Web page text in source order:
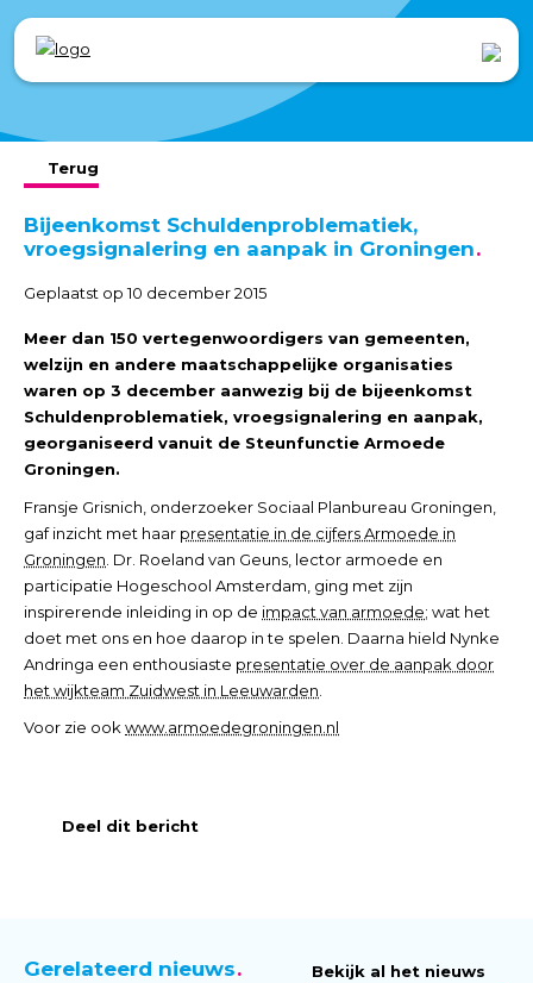
Terug
Bijeenkomst Schuldenproblematiek,
vroegsignalering en aanpak in Groningen
Geplaatst op 10 december 2015
Meer dan 150 vertegenwoordigers van gemeenten,
welzijn en andere maatschappelijke organisaties
waren op 3 december aanwezig bij de bijeenkomst
Schuldenproblematiek, vroegsignalering en aanpak,
georganiseerd vanuit de Steunfunctie Armoede
Groningen.
Fransje Grisnich, onderzoeker Sociaal Planbureau Groningen,
gaf inzicht met haar presentatie in de cijfers Armoede in
Groningen . Dr. Roeland van Geuns, lector armoede en
participatie Hogeschool Amsterdam, ging met zijn
inspirerende inleiding in op de impact van armoede; wat het
doet met ons en hoe daarop in te spelen. Daarna hield Nynke
Andringa een enthousiaste presentatie over de aanpak door
het wijkteam Zuidwest in Leeuwarden
Voor zie ook www.armoedegroningen.nl
Deel dit bericht
Gerelateerd nieuws Bekijk al het nieuws